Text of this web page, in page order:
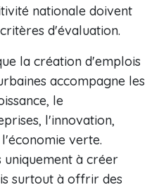
nationale doivent
d'évaluation.
la création d'emplois
accompagne les
le
l'innovation,
verte.
à créer
surtout à offrir des